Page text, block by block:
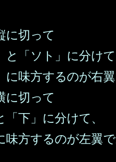
に切って
と「ソト」に分けて
に味方するのが右翼
に切って
「下」に分けて、
味方するのが左翼で